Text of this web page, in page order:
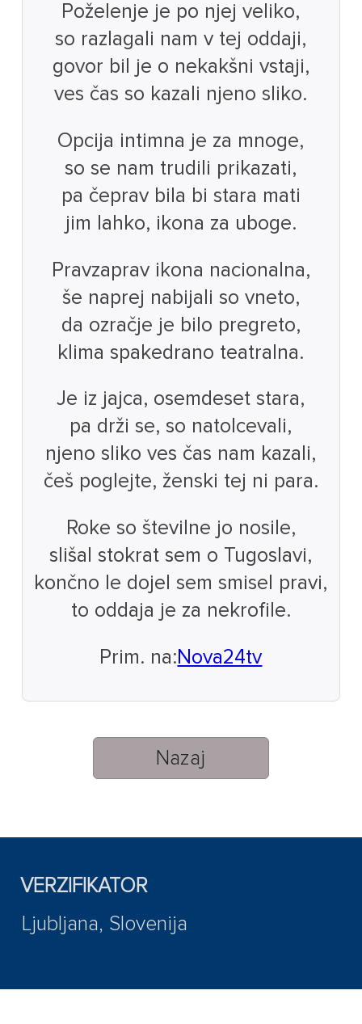
Poželenje je po njej veliko,
so razlagali nam v tej oddaji,
govor bil je o nekakšni vstaji,
ves čas so kazali njeno sliko.
Opcija intimna je za mnoge,
so se nam trudili prikazati,
pa čeprav bila bi stara mati
jim lahko, ikona za uboge.
Pravzaprav ikona nacionalna,
še naprej nabijali so vneto,
da ozračje je bilo pregreto,
klima spakedrano teatralna.
Je iz jajca, osemdeset stara,
pa drži se, so natolcevali,
njeno sliko ves čas nam kazali,
češ poglejte, ženski tej ni para.
Roke so številne jo nosile,
slišal stokrat sem o Tugoslavi,
končno le dojel sem smisel pravi,
to oddaja je za nekrofile.
Prim. na: Nova24tv
Nazaj
VERZIFIKATOR
Ljubljana, Slovenija